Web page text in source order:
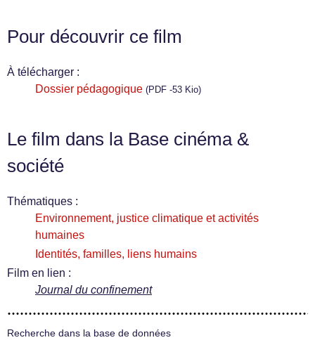
Pour découvrir ce film
À télécharger :
Dossier pédagogique (PDF -53 Kio)
Le film dans la Base cinéma &
société
Thématiques :
Environnement, justice climatique et activités
humaines
Identités, familles, liens humains
Film en lien :
Journal du confinement
Recherche dans la base de données